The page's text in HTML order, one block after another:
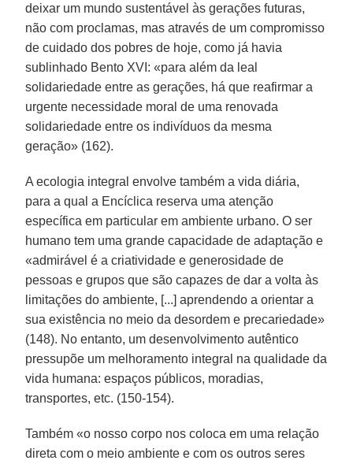
deixar um mundo sustentável às gerações futuras,
não com proclamas, mas através de um compromisso
de cuidado dos pobres de hoje, como já havia
sublinhado Bento XVI: «para além da leal
solidariedade entre as gerações, há que reafirmar a
urgente necessidade moral de uma renovada
solidariedade entre os indivíduos da mesma
geração» (162).
A ecologia integral envolve também a vida diária,
para a qual a Encíclica reserva uma atenção
específica em particular em ambiente urbano. O ser
humano tem uma grande capacidade de adaptação e
«admirável é a criatividade e generosidade de
pessoas e grupos que são capazes de dar a volta às
limitações do ambiente, [...] aprendendo a orientar a
sua existência no meio da desordem e precariedade»
(148). No entanto, um desenvolvimento autêntico
pressupõe um melhoramento integral na qualidade da
vida humana: espaços públicos, moradias,
transportes, etc. (150-154).
Também «o nosso corpo nos coloca em uma relação
direta com o meio ambiente e com os outros seres